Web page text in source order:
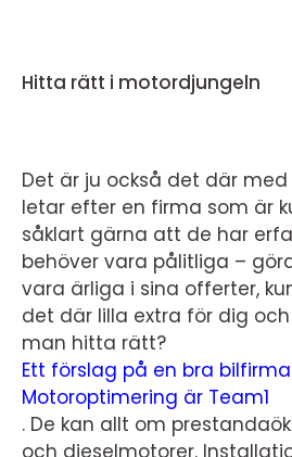
Hitta rätt i motordjungeln
Det är ju också det där
letar efter en firma som är
såklart gärna att de har
behöver vara pålitliga –
vara ärliga i sina offerter,
det där lilla extra för dig
man hitta rätt?
Ett förslag på en bra
Motoroptimering är Team1
. De kan allt om
och dieselmotorer.